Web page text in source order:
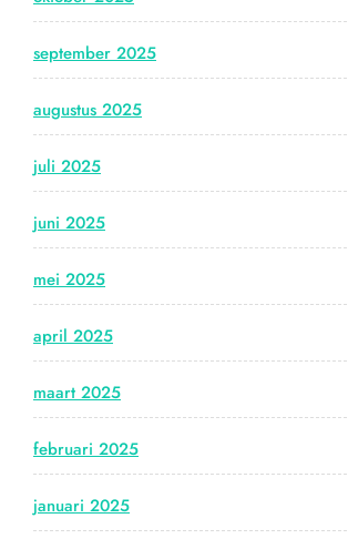
september 2025
augustus 2025
juli 2025
juni 2025
mei 2025
april 2025
maart 2025
februari 2025
januari 2025